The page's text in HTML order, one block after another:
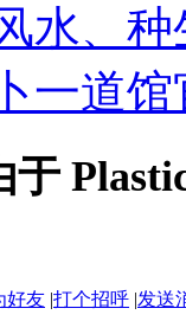
水、
一道
于
好友 |打个招呼 |发送